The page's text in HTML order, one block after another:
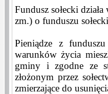
Fundusz sołecki
zm.) o funduszu
Pieniądze z
warunków życia
gminy i zgodne ze
złożonym przez
zmierzające do